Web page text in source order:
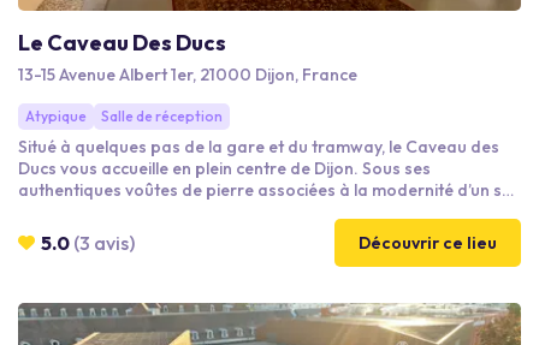
Le Caveau Des Ducs
13-15 Avenue Albert 1er, 21000 Dijon, France
Atypique Salle de réception
Situé à quelques pas de la gare et du tramway, le Caveau des
Ducs vous accueille en plein centre de Dijon. Sous ses
authentiques voûtes de pierre associées à la modernité d’un sol
décor inattendu à tous vos événements d’entreprise.
5.0 (3 avis) Découvrir ce lieu